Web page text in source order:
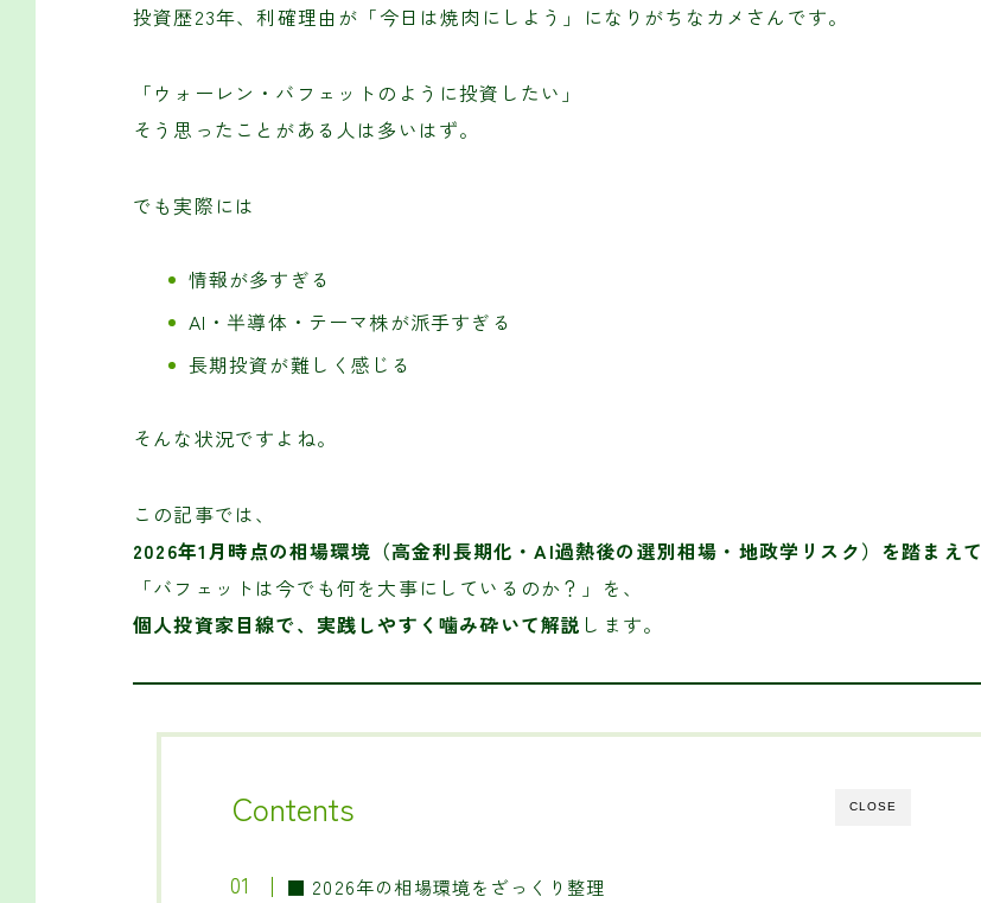
投資歴23年、利確理由が「今日は焼肉にしよう」になりがちなカメさんです。
「ウォーレン・バフェットのように投資したい」
そう思ったことがある人は多いはず。
でも実際には
情報が多すぎる
AI・半導体・テーマ株が派手すぎる
長期投資が難しく感じる
そんな状況ですよね。
この記事では、
2026年1月時点の相場環境（高金利長期化・AI過熱後の選別相場・地政学リスク）を踏まえて
「バフェットは今でも何を大事にしているのか？」を、
個人投資家目線で、実践しやすく噛み砕いて解説 します。
CLOSE
Contents
■ 2026年の相場環境をざっくり整理